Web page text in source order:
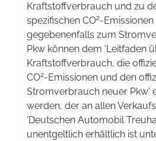
Kraftstoffverbrauch und zu
spezifischen CO2-Emissionen
gegebenenfalls zum
Pkw können dem 'Leitfaden
Kraftstoffverbrauch, die
CO2-Emissionen und den
Stromverbrauch neuer Pkw'
werden, der an allen
'Deutschen Automobil
unentgeltlich erhältlich ist